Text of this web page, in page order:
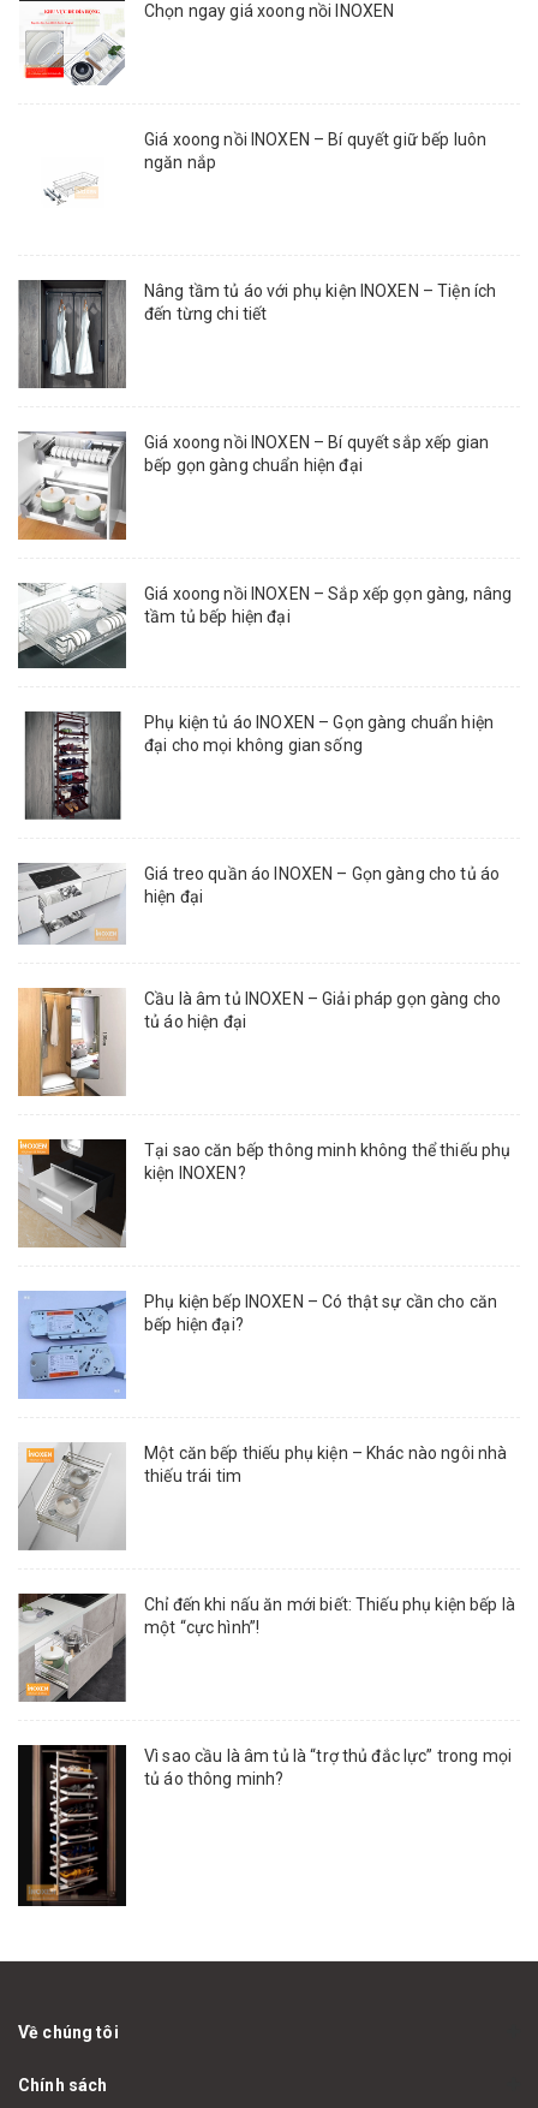
Chọn ngay giá xoong nồi INOXEN
Giá xoong nồi INOXEN – Bí quyết giữ bếp luôn
ngăn nắp
Nâng tầm tủ áo với phụ kiện INOXEN – Tiện ích
đến từng chi tiết
Giá xoong nồi INOXEN – Bí quyết sắp xếp gian
bếp gọn gàng chuẩn hiện đại
Giá xoong nồi INOXEN – Sắp xếp gọn gàng, nâng
tầm tủ bếp hiện đại
Phụ kiện tủ áo INOXEN – Gọn gàng chuẩn hiện
đại cho mọi không gian sống
Giá treo quần áo INOXEN – Gọn gàng cho tủ áo
hiện đại
Cầu là âm tủ INOXEN – Giải pháp gọn gàng cho
tủ áo hiện đại
Tại sao căn bếp thông minh không thể thiếu phụ
kiện INOXEN?
Phụ kiện bếp INOXEN – Có thật sự cần cho căn
bếp hiện đại?
Một căn bếp thiếu phụ kiện – Khác nào ngôi nhà
thiếu trái tim
Chỉ đến khi nấu ăn mới biết: Thiếu phụ kiện bếp là
một “cực hình”!
Vì sao cầu là âm tủ là “trợ thủ đắc lực” trong mọi
tủ áo thông minh?
Về chúng tôi
Chính sách